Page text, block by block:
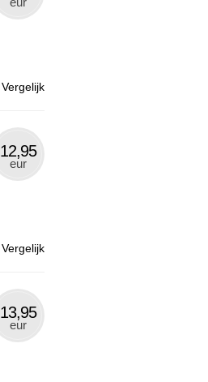
Vergelijk
12,95
eur
Vergelijk
13,95
eur